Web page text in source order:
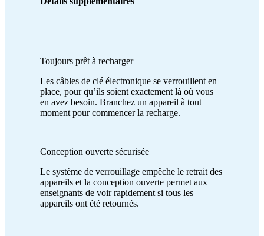
Toujours prêt à recharger
Les câbles de clé électronique se verrouillent en
place, pour qu’ils soient exactement là où vous
en avez besoin. Branchez un appareil à tout
moment pour commencer la recharge.
Conception ouverte sécurisée
Le système de verrouillage empêche le retrait des
appareils et la conception ouverte permet aux
enseignants de voir rapidement si tous les
appareils ont été retournés.